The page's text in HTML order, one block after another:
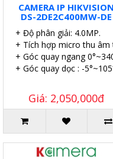
CAMERA IP HIKVISION
DS-2DE2C400MW-DE
+ Độ phân giải: 4.0MP.
+ Tích hợp micro thu âm
+ Góc quay ngang
+ Góc quay dọc : -
Giá: 2,050,000đ